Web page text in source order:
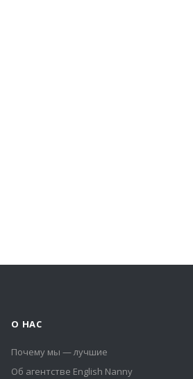
О НАС
Почему мы — лучшие
Об агентстве English Nanny